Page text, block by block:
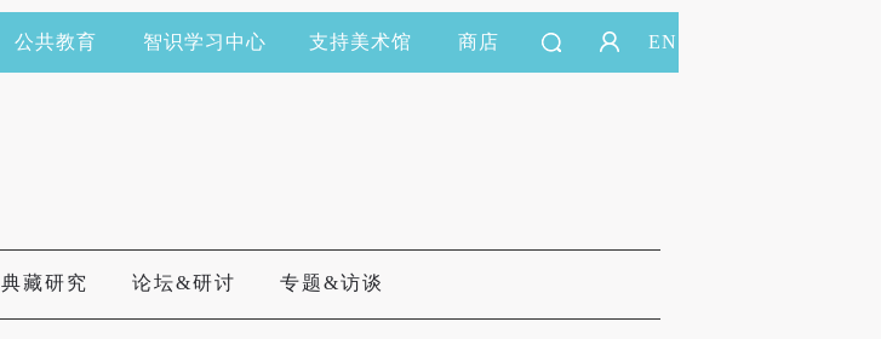
公共教育 智识学习中心 支持美术馆 商店 EN
典藏研究 论坛&研讨 专题&访谈